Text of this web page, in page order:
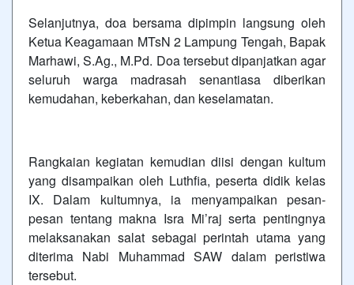
Selanjutnya, doa bersama dipimpin langsung oleh
Ketua Keagamaan MTsN 2 Lampung Tengah, Bapak
Marhawi, S.Ag., M.Pd. Doa tersebut dipanjatkan agar
seluruh warga madrasah senantiasa diberikan
kemudahan, keberkahan, dan keselamatan.
Rangkaian kegiatan kemudian diisi dengan kultum
yang disampaikan oleh Luthfia, peserta didik kelas
IX. Dalam kultumnya, ia menyampaikan pesan-
pesan tentang makna Isra Mi’raj serta pentingnya
melaksanakan salat sebagai perintah utama yang
diterima Nabi Muhammad SAW dalam peristiwa
tersebut.